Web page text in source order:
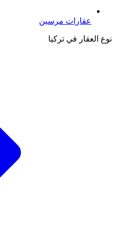
عقارات مرسين
نوع العقار في تركيا